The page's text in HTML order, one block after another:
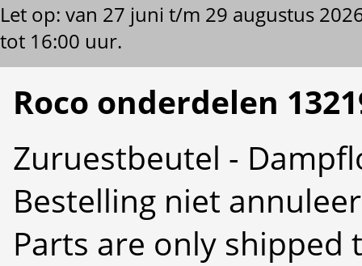
Let op: van 27 juni t/m 29 augustus
tot 16:00 uur.
Roco onderdelen
Zuruestbeutel -
Bestelling niet
Parts are only shipped